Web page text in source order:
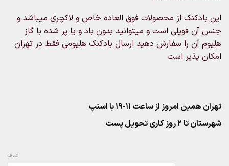
through
۷۷۰,۰۰۰تومان
این بادکنک از محصولات فوق العاده خاص و لاکچری میباشد و
جنس آن فویلی است و میتوانید بدون باد و یا پر شده با گاز
هلیوم آن را سفارش دهید ارسال بادکنک هلیومی فقط در تهران
امکان پذیر است
تهران همین امروز از ساعت ۱۱-۱۹ با اسنپ
شهرستان تا 2 روز کاری تحویل پست
صاف